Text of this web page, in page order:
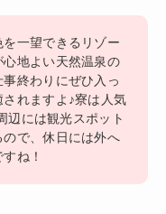
一望できるリゾー
心地よい天然温泉の
終わりにぜひ入っ
れますよ♪寮は人気
辺には観光スポット
で、休日には外へ
ね！